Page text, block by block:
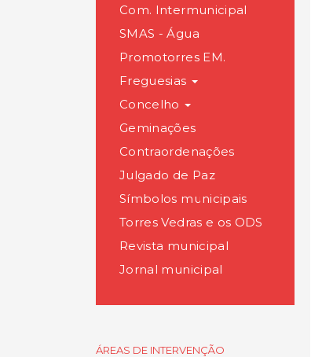
Com. Intermunicipal
SMAS - Água
Promotorres EM.
Freguesias
Concelho
Geminações
Contraordenações
Julgado de Paz
Símbolos municipais
Torres Vedras e os ODS
Revista municipal
Jornal municipal
ÁREAS DE INTERVENÇÃO